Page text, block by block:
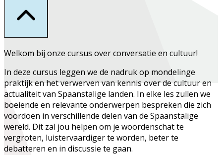
Welkom bij onze cursus over conversatie en cultuur!
In deze cursus leggen we de nadruk op mondelinge
praktijk en het verwerven van kennis over de cultuur en
actualiteit van Spaanstalige landen. In elke les zullen we
boeiende en relevante onderwerpen bespreken die zich
voordoen in verschillende delen van de Spaanstalige
wereld. Dit zal jou helpen om je woordenschat te
vergroten, luistervaardiger te worden, beter te
debatteren en in discussie te gaan.